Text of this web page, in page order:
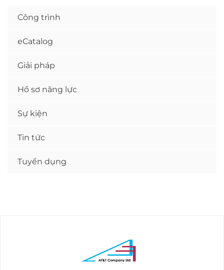
Công trình
eCatalog
Giải pháp
Hồ sơ năng lực
Sự kiện
Tin tức
Tuyển dụng